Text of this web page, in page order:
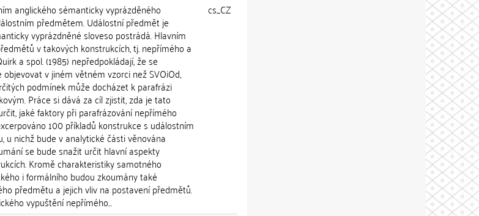
anglického sémanticky vyprázděného
předmětem. Událostní předmět je
vyprázdněné sloveso postrádá. Hlavním
v takových konstrukcích, tj. nepřímého a
a spol. (1985) nepředpokládají, že se
v jiném větném vzorci než SVOiOd,
podmínek může docházet k parafrázi
Práce si dává za cíl zjistit, zda je tato
jaké faktory při parafrázování nepřímého
100 příkladů konstrukce s událostním
nichž bude v analytické části věnována
se bude snažit určit hlavní aspekty
Kromě charakteristiky samotného
i formálního budou zkoumány také
předmětu a jejich vliv na postavení předmětů.
vypuštění nepřímého...
cs_CZ